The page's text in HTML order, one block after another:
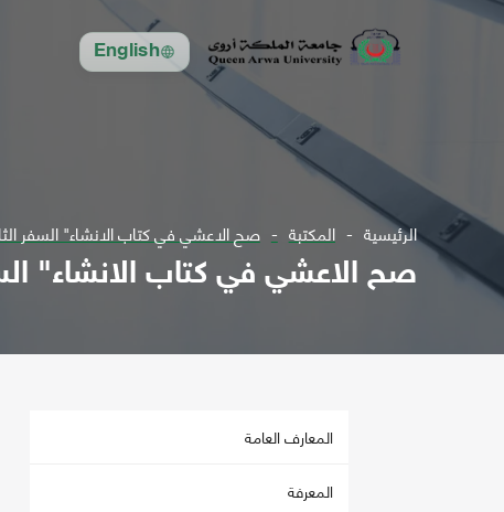
English
الرئيسية المكتبة صح الاعشي في كتاب الانشاء" السفر
صح الاعشي في كتاب الانشاء"
المعارف العامة
المعرفة